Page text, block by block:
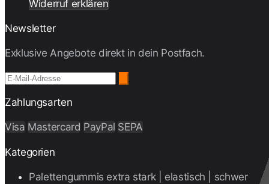
Widerruf erklären
Newsletter
Exklusive Angebote direkt in dein Postfach.
Zahlungsarten
Visa Mastercard PayPal SEPA
Kategorien
Palettengummis extra stark | elastisch | schwer